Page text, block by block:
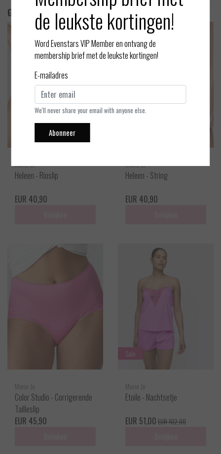
Gerelateerde producten
Marie Jo
Heleen - Rioslip
EUR 40,90
Marie Jo
Heleen - String
EUR 40,90
Marie Jo
Color Studio - Corrigerende
Tailleslip
EUR 45,90
Sale
Marie Jo
Etoile - Nachtsetje
EUR 51,00 EUR 102,00
de leukste kortingen!
Word Evenstars VIP Member en ontvang de
membership brief met de leukste kortingen!
E-mailadres
We'll never share your email with anyone else.
Abonneer